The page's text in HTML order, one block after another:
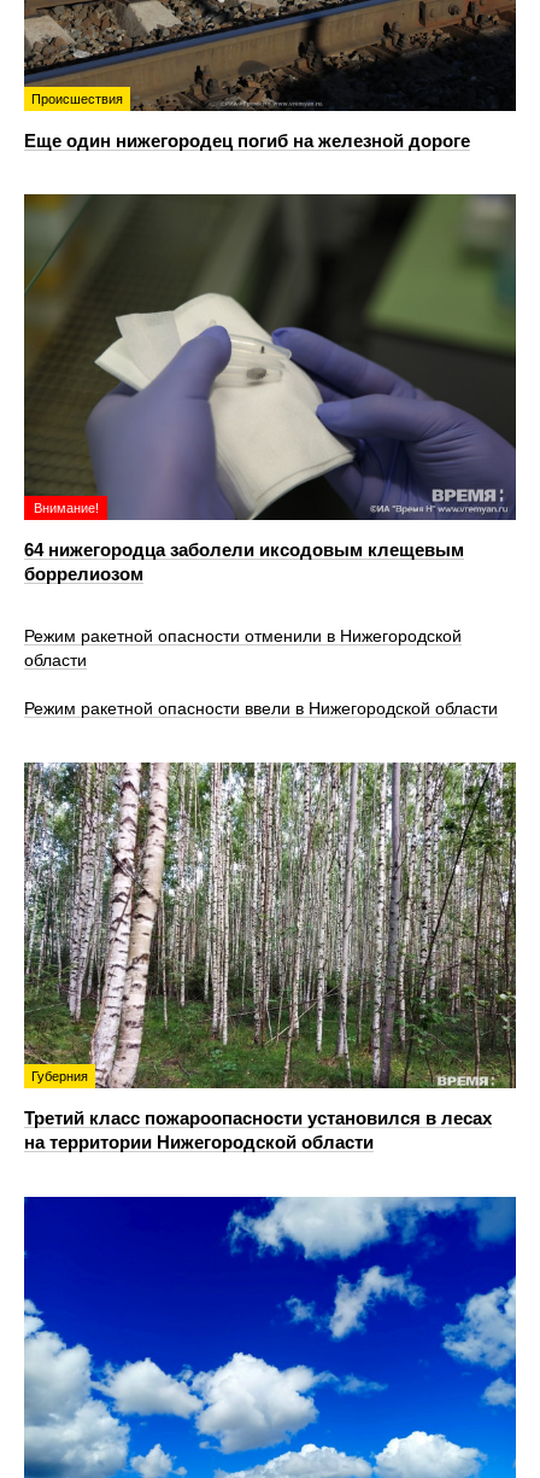
Происшествия
Еще один нижегородец погиб на железной дороге
Внимание!
64 нижегородца заболели иксодовым клещевым
боррелиозом
Режим ракетной опасности отменили в Нижегородской
области
Режим ракетной опасности ввели в Нижегородской области
Губерния
Третий класс пожароопасности установился в лесах
на территории Нижегородской области